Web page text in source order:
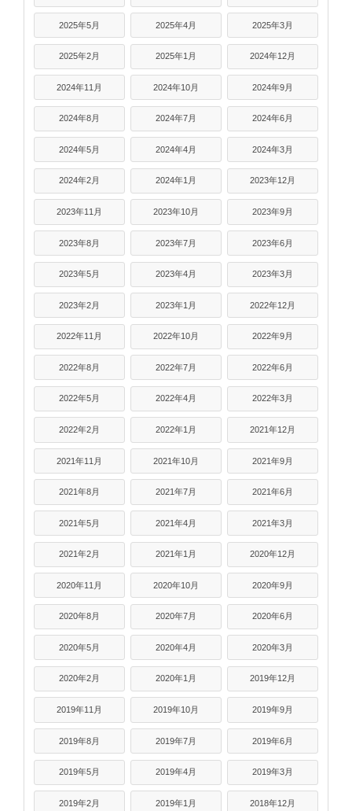
2025年5月 2025年4月 2025年3月
2025年2月 2025年1月 2024年12月
2024年11月 2024年10月 2024年9月
2024年8月 2024年7月 2024年6月
2024年5月 2024年4月 2024年3月
2024年2月 2024年1月 2023年12月
2023年11月 2023年10月 2023年9月
2023年8月 2023年7月 2023年6月
2023年5月 2023年4月 2023年3月
2023年2月 2023年1月 2022年12月
2022年11月 2022年10月 2022年9月
2022年8月 2022年7月 2022年6月
2022年5月 2022年4月 2022年3月
2022年2月 2022年1月 2021年12月
2021年11月 2021年10月 2021年9月
2021年8月 2021年7月 2021年6月
2021年5月 2021年4月 2021年3月
2021年2月 2021年1月 2020年12月
2020年11月 2020年10月 2020年9月
2020年8月 2020年7月 2020年6月
2020年5月 2020年4月 2020年3月
2020年2月 2020年1月 2019年12月
2019年11月 2019年10月 2019年9月
2019年8月 2019年7月 2019年6月
2019年5月 2019年4月 2019年3月
2019年2月 2019年1月 2018年12月